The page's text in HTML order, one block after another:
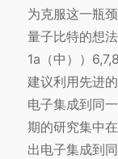
为克服这一瓶
量子比特的想
1a（中））
建议利用先进
电子集成到同
期的研究集中
出电子集成到